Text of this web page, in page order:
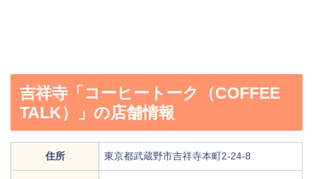
吉祥寺「コーヒートーク（COFFEE
TALK）」の店舗情報
住所 東京都武蔵野市吉祥寺本町2-24-8